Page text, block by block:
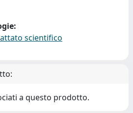
scientifico
a questo prodotto.